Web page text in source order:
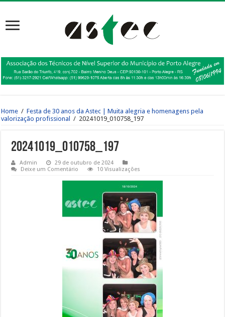
Home / Festa de 30 anos da Astec | Muita alegria e homenagens pela
valorização profissional
/ 20241019_010758_197
20241019_010758_197
Admin
29 de outubro de 2024
Deixe um Comentário
10 Visualizações